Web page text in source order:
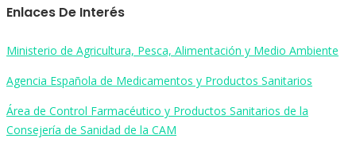
Enlaces De Interés
Ministerio de Agricultura, Pesca, Alimentación y Medio Ambiente
Agencia Española de Medicamentos y Productos Sanitarios
Área de Control Farmacéutico y Productos Sanitarios de la
Consejería de Sanidad de la CAM